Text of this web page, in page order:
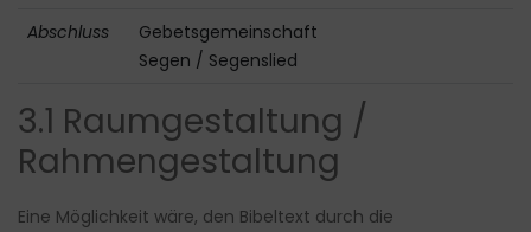
Abschluss
Gebetsgemeinschaft
Segen / Segenslied
3.1 Raumgestaltung /
Rahmengestaltung
Eine Möglichkeit wäre, den Bibeltext durch die